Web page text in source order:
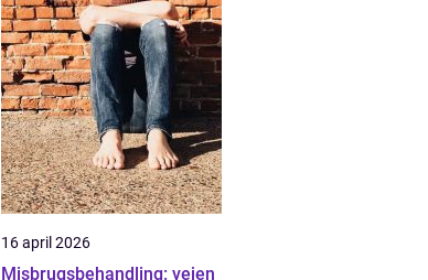
16 april 2026
Misbrugsbehandling: vejen